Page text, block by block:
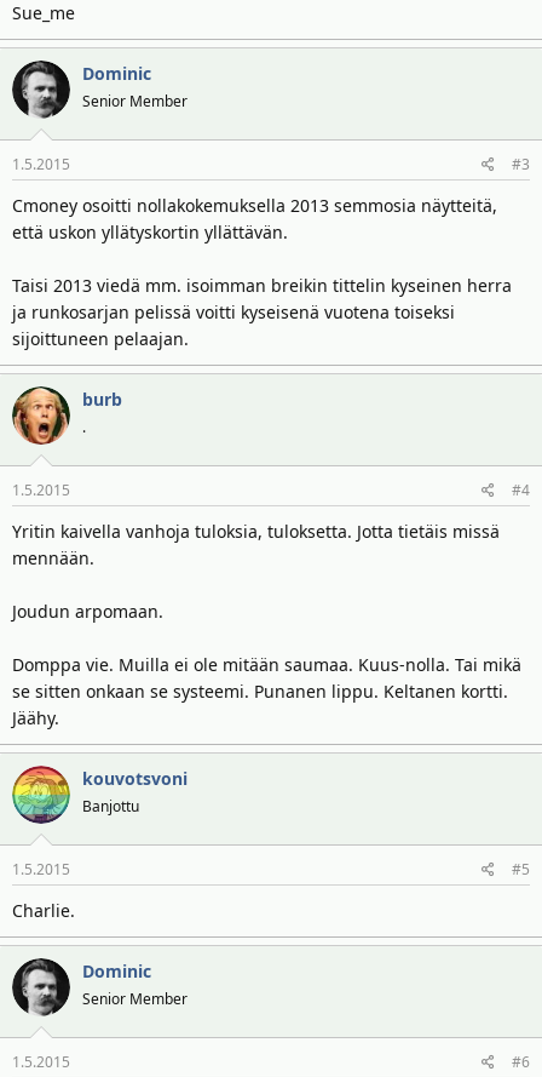
Sue_me
Dominic
Senior Member
1.5.2015 #3
Cmoney osoitti nollakokemuksella 2013 semmosia näytteitä,
että uskon yllätyskortin yllättävän.
Taisi 2013 viedä mm. isoimman breikin tittelin kyseinen herra
ja runkosarjan pelissä voitti kyseisenä vuotena toiseksi
sijoittuneen pelaajan.
burb
.
1.5.2015 #4
Yritin kaivella vanhoja tuloksia, tuloksetta. Jotta tietäis missä
mennään.
Joudun arpomaan.
Domppa vie. Muilla ei ole mitään saumaa. Kuus-nolla. Tai mikä
se sitten onkaan se systeemi. Punanen lippu. Keltanen kortti.
Jäähy.
kouvotsvoni
Banjottu
1.5.2015 #5
Charlie.
Dominic
Senior Member
1.5.2015 #6